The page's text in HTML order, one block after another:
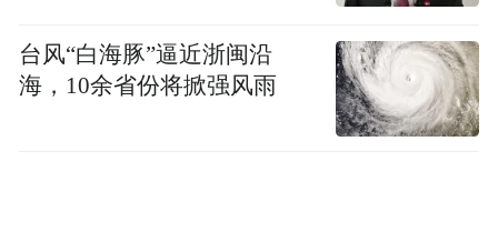
台风“白海豚”逼近浙闽沿
海，10余省份将掀强风雨